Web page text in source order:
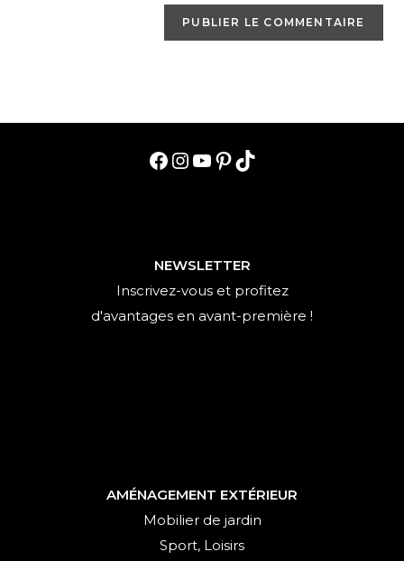
Facebook
Instagram
YouTube
Pinterest
TikTok
NEWSLETTER
Inscrivez-vous et profitez
d'avantages en avant-première !
AMÉNAGEMENT EXTÉRIEUR
Mobilier de jardin
Sport, Loisirs